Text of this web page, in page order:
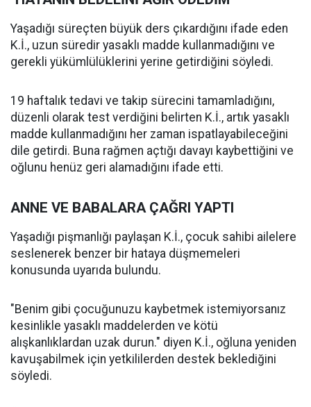
Yaşadığı süreçten büyük ders çıkardığını ifade eden
K.İ., uzun süredir yasaklı madde kullanmadığını ve
gerekli yükümlülüklerini yerine getirdiğini söyledi.
19 haftalık tedavi ve takip sürecini tamamladığını,
düzenli olarak test verdiğini belirten K.İ., artık yasaklı
madde kullanmadığını her zaman ispatlayabileceğini
dile getirdi. Buna rağmen açtığı davayı kaybettiğini ve
oğlunu henüz geri alamadığını ifade etti.
ANNE VE BABALARA ÇAĞRI YAPTI
Yaşadığı pişmanlığı paylaşan K.İ., çocuk sahibi ailelere
seslenerek benzer bir hataya düşmemeleri
konusunda uyarıda bulundu.
"Benim gibi çocuğunuzu kaybetmek istemiyorsanız
kesinlikle yasaklı maddelerden ve kötü
alışkanlıklardan uzak durun." diyen K.İ., oğluna yeniden
kavuşabilmek için yetkililerden destek beklediğini
söyledi.